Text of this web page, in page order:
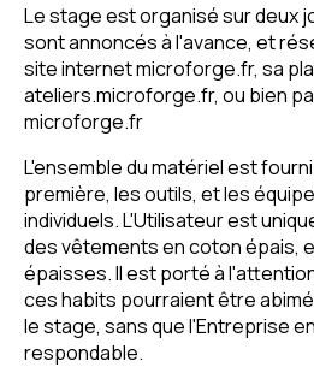
Le stage est organisé sur deux
sont annoncés à l'avance, et
site internet microforge.fr, sa
ateliers.microforge.fr, ou bien
microforge.fr
L'ensemble du matériel est
première, les outils, et les
individuels. L'Utilisateur est
des vêtements en coton épais,
épaisses. Il est porté à
ces habits pourraient être
le stage, sans que l'Entreprise
respondable.